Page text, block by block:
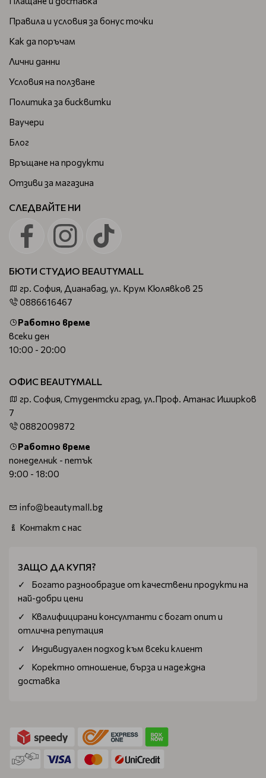
Правила и условия за бонус точки
Как да поръчам
Лични данни
Условия на ползване
Политика за бисквитки
Ваучери
Блог
Връщане на продукти
Отзиви за магазина
СЛЕДВАЙТЕ НИ
БЮТИ СТУДИО BEAUTYMALL
гр. София, Дианабад, ул. Крум Кюлявков 25
0886616467
Работно време
всеки ден
10:00 - 20:00
ОФИС BEAUTYMALL
гр. София, Студентски град, ул.Проф. Атанас Иширков
7
0882009872
Работно време
понеделник - петък
9:00 - 18:00
info@beautymall.bg
Контакт с нас
ЗАЩО ДА КУПЯ?
Богатo разнообразие от качествени продукти на
най-добри цени
Квалифицирани консултанти с богат опит и
отлична репутация
Индивидуален подход към всеки клиент
Коректно отношение, бърза и надеждна
доставка